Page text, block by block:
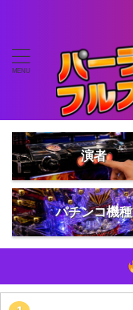
演者
パチンコ機種